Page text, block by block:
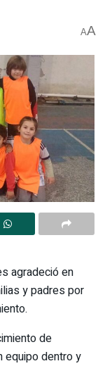
AA
agradeció en
y padres por
de
equipo dentro y